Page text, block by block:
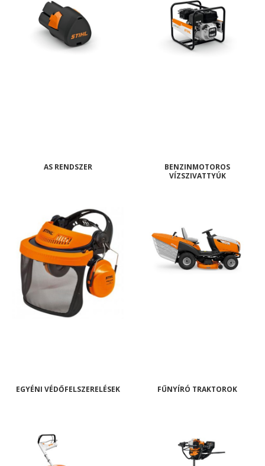
AS RENDSZER
BENZINMOTOROS
VÍZSZIVATTYÚK
EGYÉNI VÉDŐFELSZERELÉSEK FŰNYÍRÓ TRAKTOROK